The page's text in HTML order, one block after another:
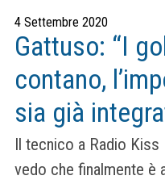
4 Settembre 2020
Gattuso: “I
contano,
sia già
Il tecnico a Radio Kiss
vedo che finalmente è